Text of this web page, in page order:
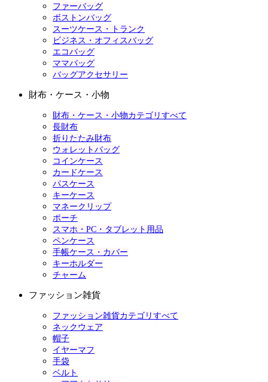
ファーバッグ
ボストンバッグ
スーツケース・トランク
ビジネス・オフィスバッグ
エコバッグ
ママバッグ
バッグアクセサリー
財布・ケース・小物
財布・ケース・小物カテゴリすべて
長財布
折りたたみ財布
ウォレットバッグ
コインケース
カードケース
パスケース
キーケース
マネークリップ
ポーチ
スマホ・PC・タブレット用品
ペンケース
手帳ケース・カバー
キーホルダー
チャーム
ファッション雑貨
ファッション雑貨カテゴリすべて
ネックウェア
帽子
イヤーマフ
手袋
ベルト